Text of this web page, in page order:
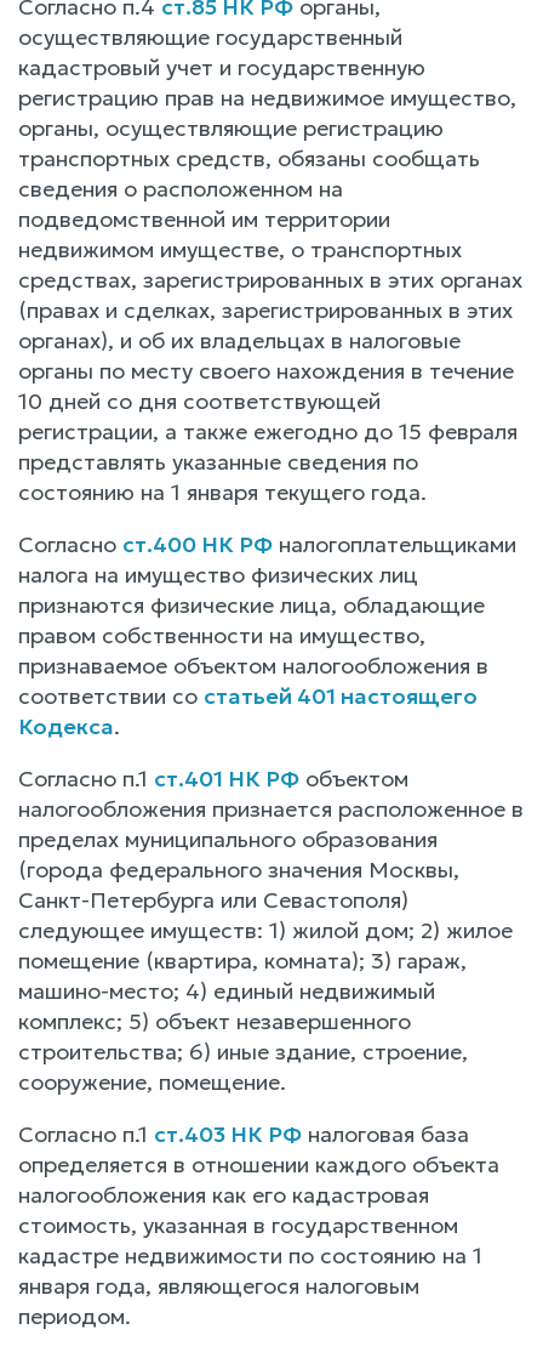
Согласно п.4 ст.85 НК РФ органы,
осуществляющие государственный
кадастровый учет и государственную
регистрацию прав на недвижимое имущество,
органы, осуществляющие регистрацию
транспортных средств, обязаны сообщать
сведения о расположенном на
подведомственной им территории
недвижимом имуществе, о транспортных
средствах, зарегистрированных в этих органах
(правах и сделках, зарегистрированных в этих
органах), и об их владельцах в налоговые
органы по месту своего нахождения в течение
10 дней со дня соответствующей
регистрации, а также ежегодно до 15 февраля
представлять указанные сведения по
состоянию на 1 января текущего года.
Согласно ст.400 НК РФ налогоплательщиками
налога на имущество физических лиц
признаются физические лица, обладающие
правом собственности на имущество,
признаваемое объектом налогообложения в
соответствии со статьей 401 настоящего
Кодекса.
Согласно п.1 ст.401 НК РФ объектом
налогообложения признается расположенное в
пределах муниципального образования
(города федерального значения Москвы,
Санкт-Петербурга или Севастополя)
следующее имуществ: 1) жилой дом; 2) жилое
помещение (квартира, комната); 3) гараж,
машино-место; 4) единый недвижимый
комплекс; 5) объект незавершенного
строительства; 6) иные здание, строение,
сооружение, помещение.
Согласно п.1 ст.403 НК РФ налоговая база
определяется в отношении каждого объекта
налогообложения как его кадастровая
стоимость, указанная в государственном
кадастре недвижимости по состоянию на 1
января года, являющегося налоговым
периодом.